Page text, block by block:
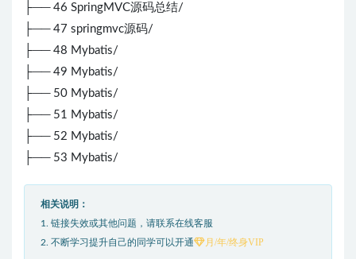
├── 46 SpringMVC源码总结/
├── 47 springmvc源码/
├── 48 Mybatis/
├── 49 Mybatis/
├── 50 Mybatis/
├── 51 Mybatis/
├── 52 Mybatis/
├── 53 Mybatis/
相关说明：
1. 链接失效或其他问题，请联系在线客服
2. 不断学习提升自己的同学可以开通
月/年/终身VIP